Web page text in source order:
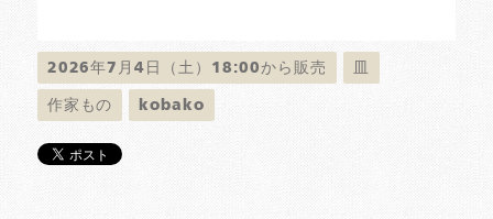
2026年7月4日（土）18:00から販売
作家もの kobako